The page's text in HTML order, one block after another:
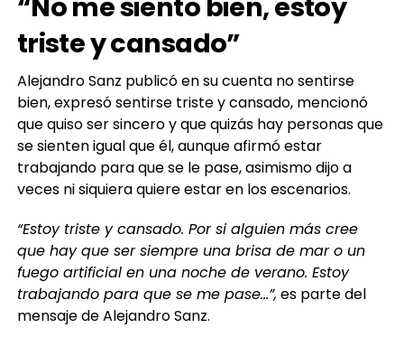
“No me siento bien, estoy
triste y cansado”
Alejandro Sanz publicó en su cuenta no sentirse
bien, expresó sentirse triste y cansado, mencionó
que quiso ser sincero y que quizás hay personas que
se sienten igual que él, aunque afirmó estar
trabajando para que se le pase, asimismo dijo a
veces ni siquiera quiere estar en los escenarios.
“Estoy triste y cansado. Por si alguien más cree
que hay que ser siempre una brisa de mar o un
fuego artificial en una noche de verano. Estoy
trabajando para que se me pase…”, es parte del
mensaje de Alejandro Sanz.